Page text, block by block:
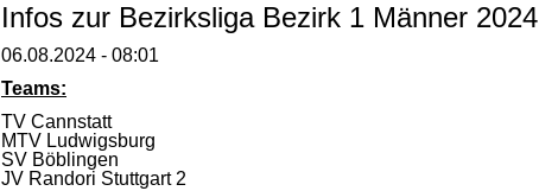
Infos zur Bezirksliga Bezirk 1 Männer 2024
06.08.2024 - 08:01
Teams:
TV Cannstatt
MTV Ludwigsburg
SV Böblingen
JV Randori Stuttgart 2